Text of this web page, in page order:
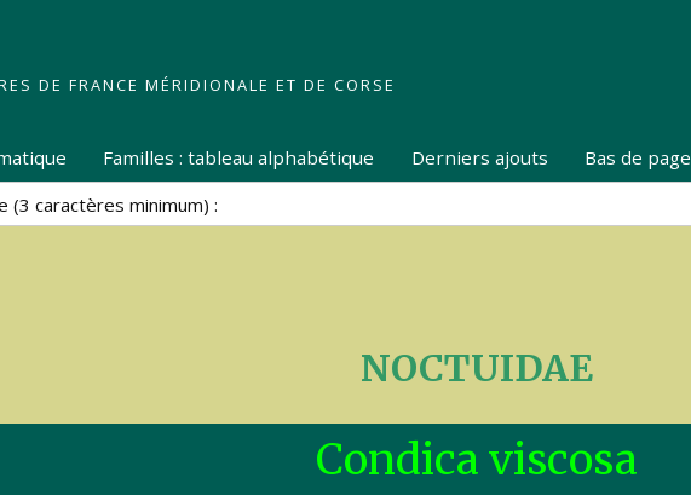
DE FRANCE MÉRIDIONALE ET DE CORSE
Familles : tableau alphabétique Derniers ajouts Bas de page
NOCTUIDAE
Condica viscosa